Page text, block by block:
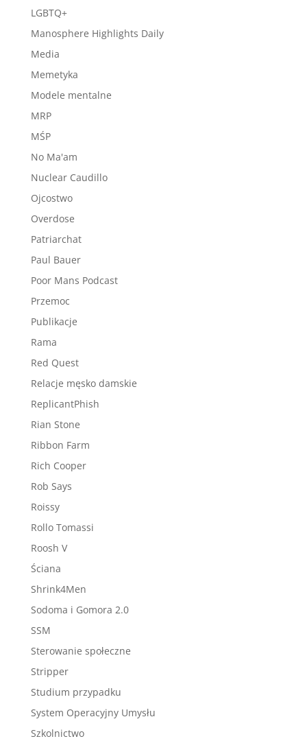
LGBTQ+
Manosphere Highlights Daily
Media
Memetyka
Modele mentalne
MRP
MŚP
No Ma'am
Nuclear Caudillo
Ojcostwo
Overdose
Patriarchat
Paul Bauer
Poor Mans Podcast
Przemoc
Publikacje
Rama
Red Quest
Relacje męsko damskie
ReplicantPhish
Rian Stone
Ribbon Farm
Rich Cooper
Rob Says
Roissy
Rollo Tomassi
Roosh V
Ściana
Shrink4Men
Sodoma i Gomora 2.0
SSM
Sterowanie społeczne
Stripper
Studium przypadku
System Operacyjny Umysłu
Szkolnictwo